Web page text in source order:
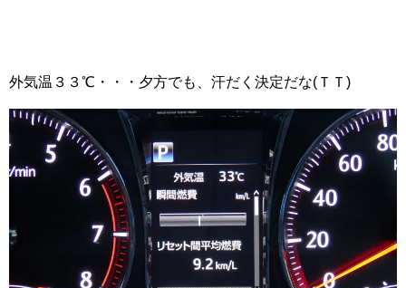
外気温３３℃・・・夕方でも、汗だく決定だな(ＴＴ)